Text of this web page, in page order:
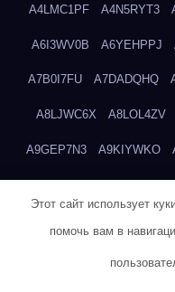
A4LMC1PF A4N5RYT3
A6I3WV0B A6YEHPPJ
A7B0I7FU A7DADQHQ
A8LJWC6X A8LOL4ZV
A9GEP7N3 A9KIYWKO
Этот сайт использует
помочь вам в